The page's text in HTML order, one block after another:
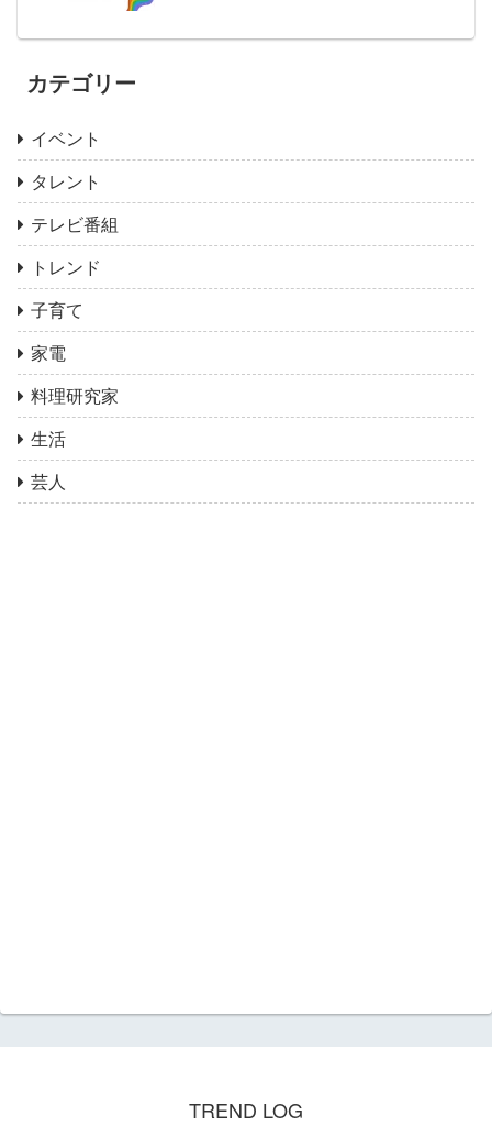
カテゴリー
イベント
タレント
テレビ番組
トレンド
子育て
家電
料理研究家
生活
芸人
TREND LOG